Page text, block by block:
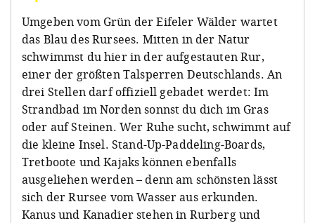
Umgeben vom Grün der Eifeler Wälder wartet
das Blau des Rursees. Mitten in der Natur
schwimmst du hier in der aufgestauten Rur,
einer der größten Talsperren Deutschlands. An
drei Stellen darf offiziell gebadet werdet: Im
Strandbad im Norden sonnst du dich im Gras
oder auf Steinen. Wer Ruhe sucht, schwimmt auf
die kleine Insel. Stand-Up-Paddeling-Boards,
Tretboote und Kajaks können ebenfalls
ausgeliehen werden – denn am schönsten lässt
sich der Rursee vom Wasser aus erkunden.
Kanus und Kanadier stehen in Rurberg und